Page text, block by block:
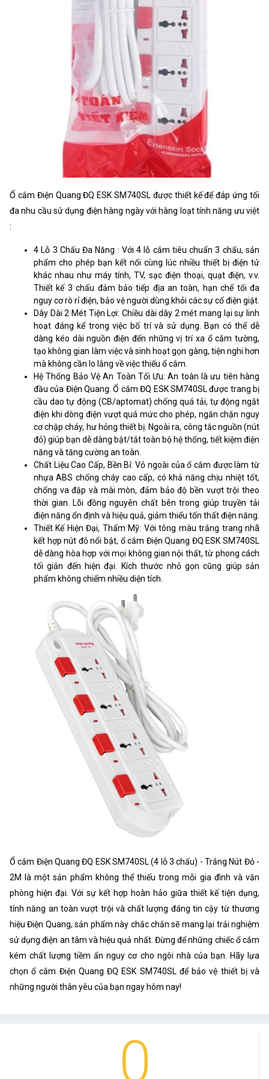
Ổ cắm Điện Quang ĐQ ESK SM740SL được thiết kế để đáp ứng tối
đa nhu cầu sử dụng điện hàng ngày với hàng loạt tính năng ưu việt
:
4 Lỗ 3 Chấu Đa Năng : Với 4 lỗ cắm tiêu chuẩn 3 chấu, sản
phẩm cho phép bạn kết nối cùng lúc nhiều thiết bị điện tử
khác nhau như máy tính, TV, sạc điện thoại, quạt điện, v.v.
Thiết kế 3 chấu đảm bảo tiếp địa an toàn, hạn chế tối đa
nguy cơ rò rỉ điện, bảo vệ người dùng khỏi các sự cố điện giật.
Dây Dài 2 Mét Tiện Lợi: Chiều dài dây 2 mét mang lại sự linh
hoạt đáng kể trong việc bố trí và sử dụng. Bạn có thể dễ
dàng kéo dài nguồn điện đến những vị trí xa ổ cắm tường,
tạo không gian làm việc và sinh hoạt gọn gàng, tiện nghi hơn
mà không cần lo lắng về việc thiếu ổ cắm.
Hệ Thống Bảo Vệ An Toàn Tối Ưu: An toàn là ưu tiên hàng
đầu của Điện Quang. Ổ cắm ĐQ ESK SM740SL được trang bị
cầu dao tự động (CB/aptomat) chống quá tải, tự động ngắt
điện khi dòng điện vượt quá mức cho phép, ngăn chặn nguy
cơ chập cháy, hư hỏng thiết bị. Ngoài ra, công tắc nguồn (nút
đỏ) giúp bạn dễ dàng bật/tắt toàn bộ hệ thống, tiết kiệm điện
năng và tăng cường an toàn.
Chất Liệu Cao Cấp, Bền Bỉ: Vỏ ngoài của ổ cắm được làm từ
nhựa ABS chống cháy cao cấp, có khả năng chịu nhiệt tốt,
chống va đập và mài mòn, đảm bảo độ bền vượt trội theo
thời gian. Lõi đồng nguyên chất bên trong giúp truyền tải
điện năng ổn định và hiệu quả, giảm thiểu tổn thất điện năng.
Thiết Kế Hiện Đại, Thẩm Mỹ: Với tông màu trắng trang nhã
kết hợp nút đỏ nổi bật, ổ cắm Điện Quang ĐQ ESK SM740SL
dễ dàng hòa hợp với mọi không gian nội thất, từ phong cách
tối giản đến hiện đại. Kích thước nhỏ gọn cũng giúp sản
phẩm không chiếm nhiều diện tích.
Ổ cắm Điện Quang ĐQ ESK SM740SL (4 lỗ 3 chấu) - Trắng Nút Đỏ -
2M là một sản phẩm không thể thiếu trong mỗi gia đình và văn
phòng hiện đại. Với sự kết hợp hoàn hảo giữa thiết kế tiện dụng,
tính năng an toàn vượt trội và chất lượng đáng tin cậy từ thương
hiệu Điện Quang, sản phẩm này chắc chắn sẽ mang lại trải nghiệm
sử dụng điện an tâm và hiệu quả nhất. Đừng để những chiếc ổ cắm
kém chất lượng tiềm ẩn nguy cơ cho ngôi nhà của bạn. Hãy lựa
chọn ổ cắm Điện Quang ĐQ ESK SM740SL để bảo vệ thiết bị và
những người thân yêu của bạn ngay hôm nay!
0